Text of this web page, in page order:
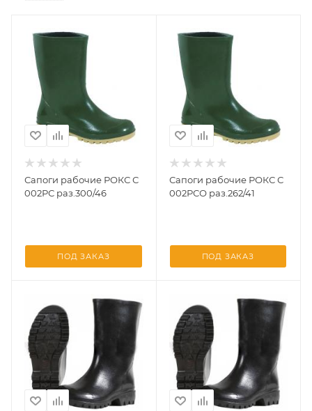
Сапоги рабочие РОКС С
002РС раз.300/46
ПОД ЗАКАЗ
Сапоги рабочие РОКС С
002РСО раз.262/41
ПОД ЗАКАЗ